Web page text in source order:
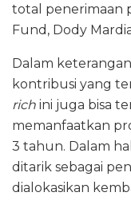
total penerimaan
Fund, Dody
Dalam
kontribusi yang
rich ini juga bisa
memanfaatkan
3 tahun. Dalam
ditarik sebagai
dialokasikan